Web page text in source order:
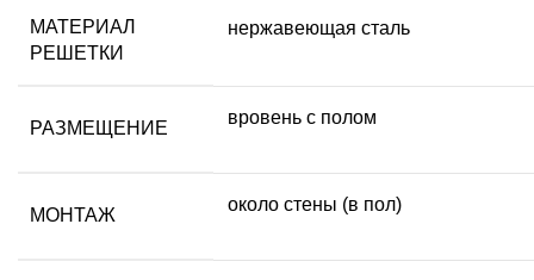
МАТЕРИАЛ
РЕШЕТКИ
нержавеющая сталь
РАЗМЕЩЕНИЕ
вровень с полом
МОНТАЖ
около стены (в пол)